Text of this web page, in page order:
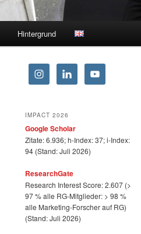
Hintergrund
IMPACT 2026
Google Scholar
Zitate: 6.936; h-Index: 37; i-Index:
94 (Stand: Juli 2026)
ResearchGate
Research Interest Score: 2.607 (>
97 % alle RG-Mitglieder: > 98 %
alle Marketing-Forscher auf RG)
(Stand: Juli 2026)